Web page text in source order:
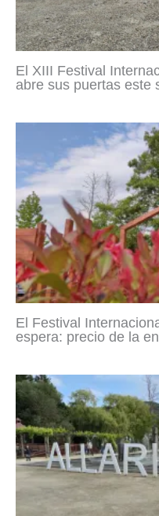
El XIII Festival
abre sus puertas este
El Festival
espera: precio de la